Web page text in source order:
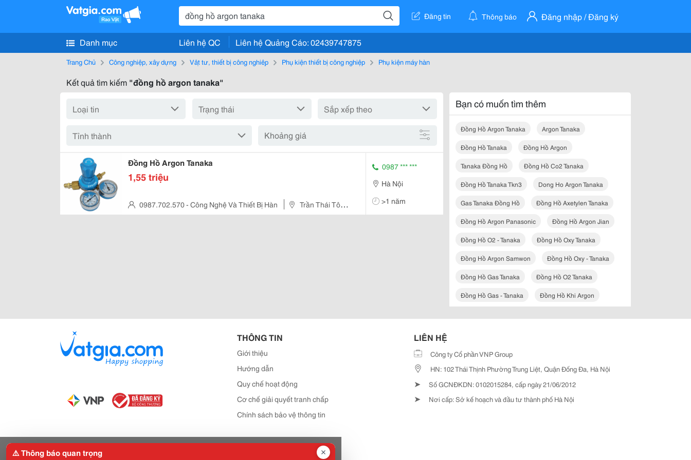
Đăng tin Thông báo Đăng nhập / Đăng ký
Danh mục Liên hệ QC Liên hệ Quảng Cáo: 02439747875
Trang Chủ Công nghiệp, xây dựng Vật tư, thiết bị công nghiệp Phụ kiện thiết bị công nghiệp Phụ kiện máy hàn
Kết quả tìm kiếm "đồng hồ argon tanaka"
Khoảng giá
Đồng Hồ Argon Tanaka
1,55 triệu
0987.702.570 - Công Nghệ Và Thiết Bị Hàn
Trần Thái Tông,
Cầu Giấy, Hà Nội, Việt Nam
0987 *** ***
Hà Nội
>1 năm
Bạn có muốn tìm thêm
Đồng Hồ Argon Tanaka Argon Tanaka
Đồng Hồ Tanaka Đồng Hồ Argon
Tanaka Đồng Hồ Đồng Hồ Co2 Tanaka
Đồng Hồ Tanaka Tkn3 Dong Ho Argon Tanaka
Gas Tanaka Đồng Hồ Đồng Hồ Axetylen Tanaka
Đồng Hồ Argon Panasonic Đồng Hồ Argon Jian
Đồng Hồ O2 - Tanaka Đồng Hồ Oxy Tanaka
Đồng Hồ Argon Samwon Đồng Hồ Oxy - Tanaka
Đồng Hồ Gas Tanaka Đồng Hồ O2 Tanaka
Đồng Hồ Gas - Tanaka Đồng Hồ Khi Argon
THÔNG TIN
Giới thiệu
Hướng dẫn
Quy chế hoạt động
Cơ chế giải quyết tranh chấp
Chính sách bảo vệ thông tin
LIÊN HỆ
Công ty Cổ phần VNP Group
HN: 102 Thái Thịnh Phường Trung Liệt, Quận Đống Đa, Hà Nội
➤ Số GCNĐKDN: 0102015284, cấp ngày 21/06/2012
➤ Nơi cấp: Sở kế hoạch và đầu tư thành phố Hà Nội
⚠️ Thông báo quan trọng